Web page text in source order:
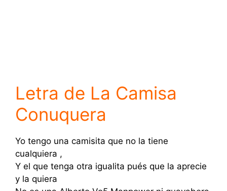
Letra de La Camisa
Conuquera
Yo tengo una camisita que no la tiene
cualquiera ,
Y el que tenga otra igualita pués que la aprecie
y la quiera